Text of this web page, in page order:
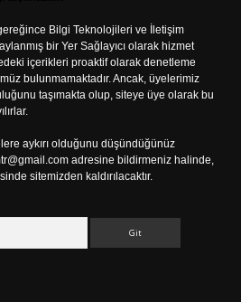
Bilgi Teknolojileri ve İletişim
bir Yer Sağlayıcı olarak hizmet
içerikleri proaktif olarak denetleme
bulunmamaktadır. Ancak, üyelerimiz
taşımakta olup, siteye üye olarak bu
aykırı olduğunu düşündüğünüz
adresine bildirmeniz halinde,
sitemizden kaldırılacaktır.